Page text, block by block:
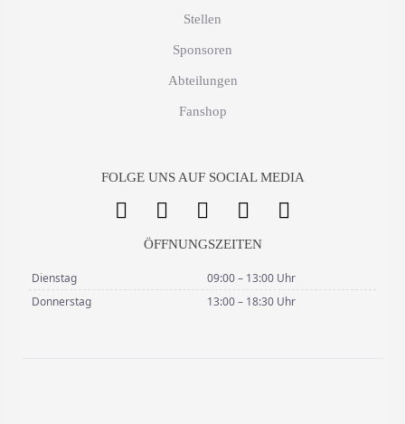
Stellen
Sponsoren
Abteilungen
Fanshop
FOLGE UNS AUF SOCIAL MEDIA
ÖFFNUNGSZEITEN
Dienstag
09:00 – 13:00 Uhr
Donnerstag
13:00 – 18:30 Uhr